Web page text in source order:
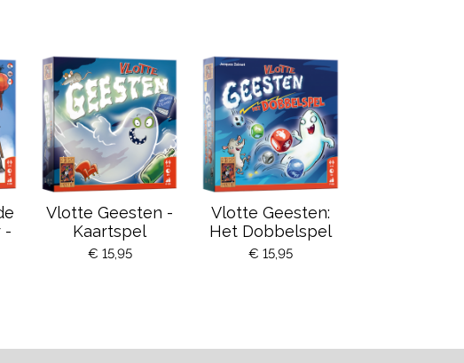
-
Vlotte Geesten -
Kaartspel
€ 15,95
Vlotte Geesten:
Het Dobbelspel
€ 15,95